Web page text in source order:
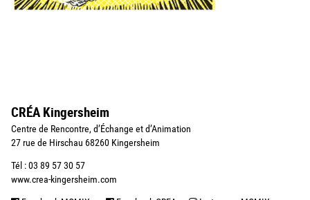
CRÉA Kingersheim
Centre de Rencontre, d’Échange et d’Animation
27 rue de Hirschau 68260 Kingersheim
Tél : 03 89 57 30 57
www.crea-kingersheim.com